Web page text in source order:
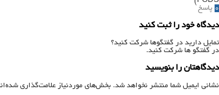
0 پاسخ
دیدگاه خود را ثبت کنید
تمایل دارید در گفتگوها شرکت کنید؟
در گفتگو ها شرکت کنید.
دیدگاهتان را بنویسید
نشانی ایمیل شما منتشر نخواهد شد. بخش‌های موردنیاز علامت‌گذاری